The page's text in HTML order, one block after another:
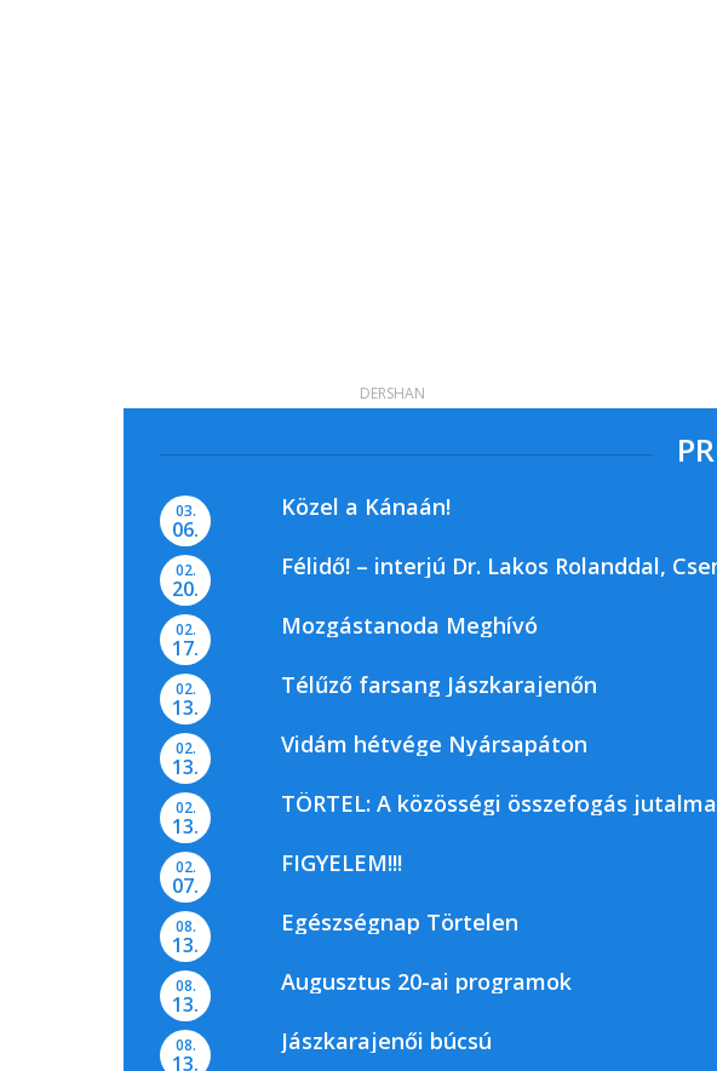
03.
06.
Közel a Kánaán!
02.
20.
Félidő! – interjú Dr. Lakos Rolanddal,
02.
17.
Mozgástanoda Meghívó
02.
13.
Télűző farsang Jászkarajenőn
02.
13.
Vidám hétvége Nyársapáton
02.
13.
TÖRTEL: A közösségi összefogás jutalma
02.
07.
FIGYELEM!!!
08.
13.
Egészségnap Törtelen
08.
13.
Augusztus 20-ai programok
08.
13.
Jászkarajenői búcsú
DERSHAN